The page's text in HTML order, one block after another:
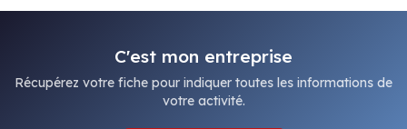
C'est mon entreprise
Récupérez votre fiche pour indiquer toutes les informations de
votre activité.